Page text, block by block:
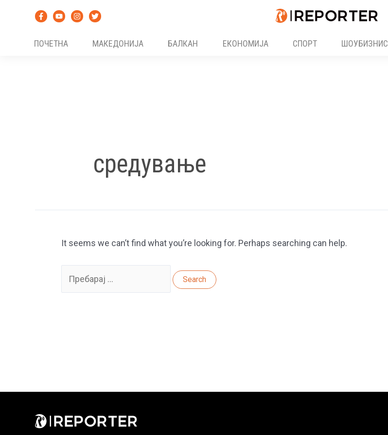
ПОЧЕТНА
МАКЕДОНИЈА БАЛКАН ЕКОНОМИЈА СПОРТ ШОУБИЗНИС
средување
It seems we can’t find what you’re looking for. Perhaps searching can help.
for: